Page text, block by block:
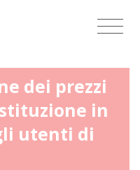
dei prezzi
in
utenti di